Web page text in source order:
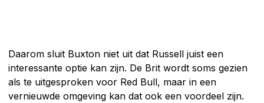
Daarom sluit Buxton niet uit dat Russell juist een
interessante optie kan zijn. De Brit wordt soms gezien
als te uitgesproken voor Red Bull, maar in een
vernieuwde omgeving kan dat ook een voordeel zijn.